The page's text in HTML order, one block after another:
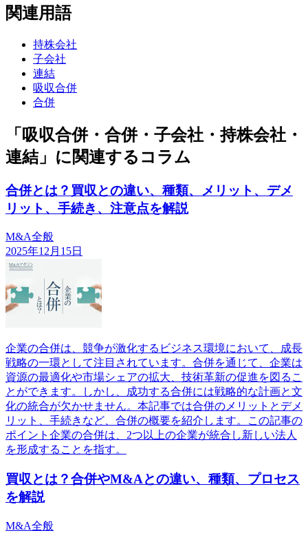
関連用語
持株会社
子会社
連結
吸収合併
合併
「吸収合併・合併・子会社・持株会社・
連結」に関連するコラム
合併とは？買収との違い、種類、メリット、デメ
リット、手続き、注意点を解説
M&A全般
2025年12月15日
企業の合併は、競争が激化するビジネス環境において、成長
戦略の一環として注目されています。合併を通じて、企業は
資源の最適化や市場シェアの拡大、技術革新の促進を図るこ
とができます。しかし、成功する合併には戦略的な計画と文
化の統合が欠かせません。本記事では合併のメリットとデメ
リット、手続きなど、合併の概要を紹介します。この記事の
ポイント企業の合併は、2つ以上の企業が統合し新しい法人
を形成することを指す。
買収とは？合併やM&Aとの違い、種類、プロセス
を解説
M&A全般